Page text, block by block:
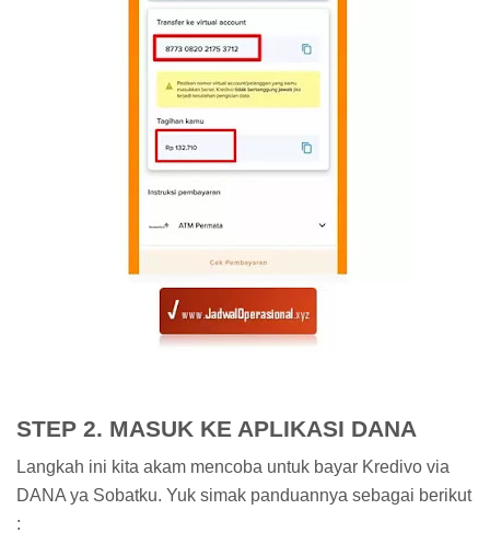
STEP 2. MASUK KE APLIKASI DANA
Langkah ini kita akam mencoba untuk bayar Kredivo via
DANA ya Sobatku. Yuk simak panduannya sebagai berikut
: